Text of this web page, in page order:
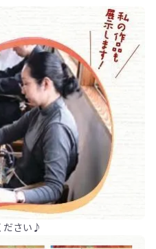
ださい♪